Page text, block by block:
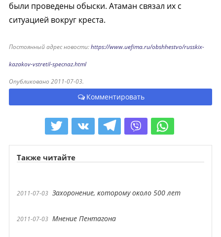
были проведены обыски. Атаман связал их с
ситуацией вокруг креста.
Постоянный адрес новости:https://www.uefima.ru/obshhestvo/russkix-
kazakov-vstretil-specnaz.html
Опубликовано 2011-07-03.
Комментировать
Также читайте
2011-07-03 Захоронение, которому около 500 лет
2011-07-03 Мнение Пентагона